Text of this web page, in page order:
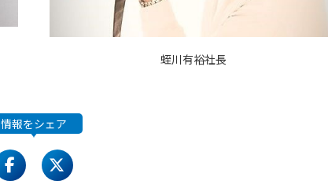
蛭川有裕社長
情報をシェア